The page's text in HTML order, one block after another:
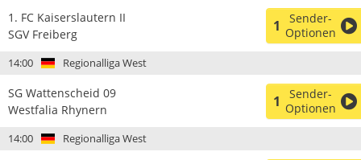
1. FC Kaiserslautern II
SGV Freiberg
1
Sender-
Optionen
14:00 Regionalliga West
SG Wattenscheid 09
Westfalia Rhynern
1
Sender-
Optionen
14:00 Regionalliga West